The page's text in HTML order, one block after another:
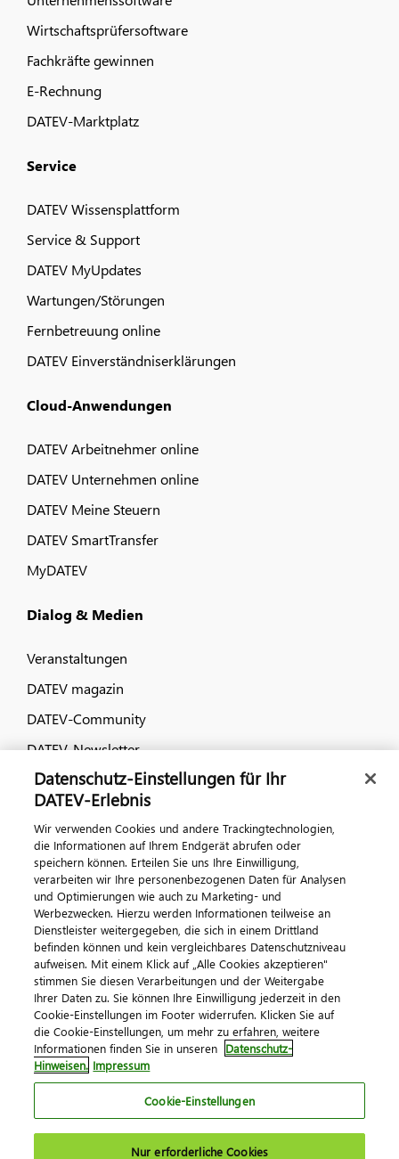
Wirtschaftsprüfersoftware
Fachkräfte gewinnen
E-Rechnung
DATEV-Marktplatz
Service
DATEV Wissensplattform
Service & Support
DATEV MyUpdates
Wartungen/Störungen
Fernbetreuung online
DATEV Einverständniserklärungen
Cloud-Anwendungen
DATEV Arbeitnehmer online
DATEV Unternehmen online
DATEV Meine Steuern
DATEV SmartTransfer
MyDATEV
Dialog & Medien
Veranstaltungen
DATEV magazin
DATEV-Community
DATEV-Newsletter
Kontaktieren Sie uns
© 2026 DATEV eG
ImpressumDatenschutzAGB Kontakt
Cookie-Einstellungen
Datenschutz-Einstellungen für Ihr
DATEV-Erlebnis
Wir verwenden Cookies und andere Trackingtechnologien,
die Informationen auf Ihrem Endgerät abrufen oder
speichern können. Erteilen Sie uns Ihre Einwilligung,
verarbeiten wir Ihre personenbezogenen Daten für Analysen
und Optimierungen wie auch zu Marketing- und
Werbezwecken. Hierzu werden Informationen teilweise an
Dienstleister weitergegeben, die sich in einem Drittland
befinden können und kein vergleichbares Datenschutzniveau
aufweisen. Mit einem Klick auf „Alle Cookies akzeptieren"
stimmen Sie diesen Verarbeitungen und der Weitergabe
Ihrer Daten zu. Sie können Ihre Einwilligung jederzeit in den
Cookie-Einstellungen im Footer widerrufen. Klicken Sie auf
die Cookie-Einstellungen, um mehr zu erfahren, weitere
Informationen finden Sie in unseren Datenschutz-
Hinweisen. Impressum
Cookie-Einstellungen
Nur erforderliche Cookies